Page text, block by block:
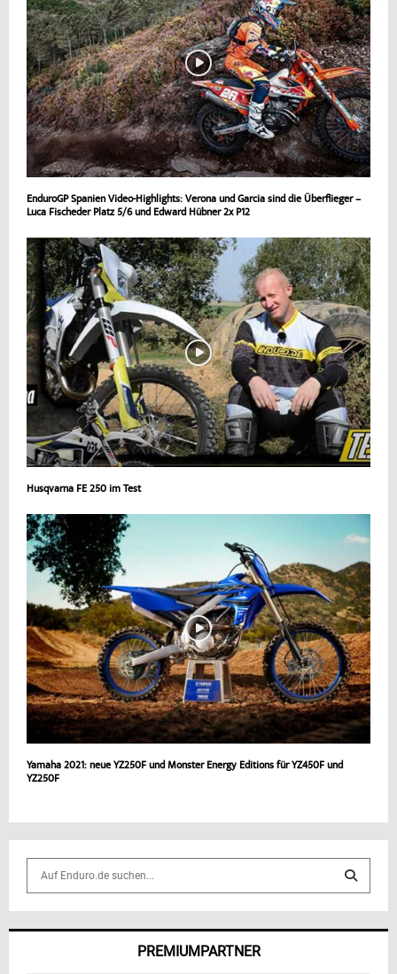
EnduroGP Spanien Video-Highlights: Verona und Garcia sind die Überflieger –
Luca Fischeder Platz 5/6 und Edward Hübner 2x P12
Husqvarna FE 250 im Test
Yamaha 2021: neue YZ250F und Monster Energy Editions für YZ450F und
YZ250F
S
PREMIUMPARTNER